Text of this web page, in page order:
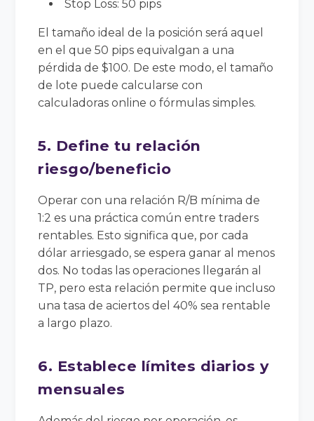
Stop Loss: 50 pips
El tamaño ideal de la posición será aquel
en el que 50 pips equivalgan a una
pérdida de $100. De este modo, el tamaño
de lote puede calcularse con
calculadoras online o fórmulas simples.
5. Define tu relación
riesgo/beneficio
Operar con una relación R/B mínima de
1:2 es una práctica común entre traders
rentables. Esto significa que, por cada
dólar arriesgado, se espera ganar al menos
dos. No todas las operaciones llegarán al
TP, pero esta relación permite que incluso
una tasa de aciertos del 40% sea rentable
a largo plazo.
6. Establece límites diarios y
mensuales